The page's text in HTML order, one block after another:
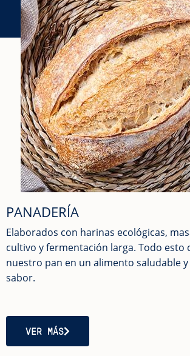
PANADERÍA
Elaborados con harinas ecológicas,
cultivo y fermentación larga. Todo esto
nuestro pan en un alimento saludable
sabor.
VER MÁS